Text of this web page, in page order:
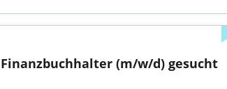
Finanzbuchhalter (m/w/d) gesucht